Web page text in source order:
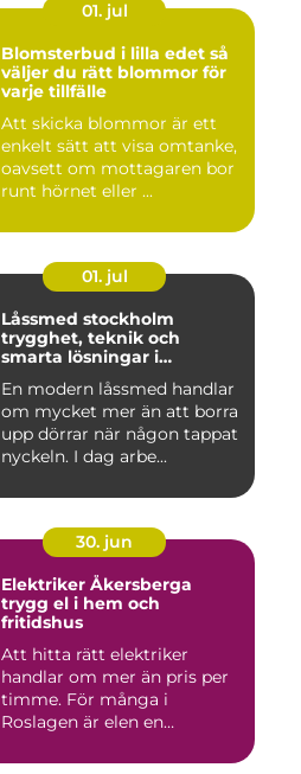
01. jul
Blomsterbud i lilla edet så
väljer du rätt blommor för
varje tillfälle
Att skicka blommor är ett
enkelt sätt att visa omtanke,
oavsett om mottagaren bor
runt hörnet eller ...
01. jul
Låssmed stockholm
trygghet, teknik och
smarta lösningar i
En modern låssmed handlar
om mycket mer än att borra
upp dörrar när någon tappat
nyckeln. I dag arbe...
30. jun
Elektriker Åkersberga
trygg el i hem och
fritidshus
Att hitta rätt elektriker
handlar om mer än pris per
timme. För många i
Roslagen är elen en